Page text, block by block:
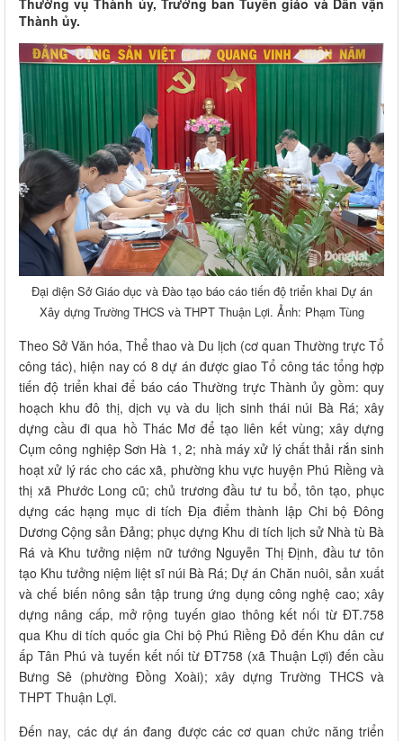
Thành ủy.
Đại diện Sở Giáo dục và Đào tạo báo cáo tiến độ triển khai Dự án
Xây dựng Trường THCS và THPT Thuận Lợi. Ảnh: Phạm Tùng
Theo Sở Văn hóa, Thể thao và Du lịch (cơ quan Thường trực Tổ
công tác), hiện nay có 8 dự án được giao Tổ công tác tổng hợp
tiến độ triển khai để báo cáo Thường trực Thành ủy gồm: quy
hoạch khu đô thị, dịch vụ và du lịch sinh thái núi Bà Rá; xây
dựng cầu đi qua hồ Thác Mơ để tạo liên kết vùng; xây dựng
Cụm công nghiệp Sơn Hà 1, 2; nhà máy xử lý chất thải rắn sinh
hoạt xử lý rác cho các xã, phường khu vực huyện Phú Riềng và
thị xã Phước Long cũ; chủ trương đầu tư tu bổ, tôn tạo, phục
dựng các hạng mục di tích Địa điểm thành lập Chi bộ Đông
Dương Cộng sản Đảng; phục dựng Khu di tích lịch sử Nhà tù Bà
Rá và Khu tưởng niệm nữ tướng Nguyễn Thị Định, đầu tư tôn
tạo Khu tưởng niệm liệt sĩ núi Bà Rá; Dự án Chăn nuôi, sản xuất
và chế biến nông sản tập trung ứng dụng công nghệ cao; xây
dựng nâng cấp, mở rộng tuyến giao thông kết nối từ ĐT.758
qua Khu di tích quốc gia Chi bộ Phú Riềng Đỏ đến Khu dân cư
ấp Tân Phú và tuyến kết nối từ ĐT758 (xã Thuận Lợi) đến cầu
Bưng Sê (phường Đồng Xoài); xây dựng Trường THCS và
THPT Thuận Lợi.
Đến nay, các dự án đang được các cơ quan chức năng triển